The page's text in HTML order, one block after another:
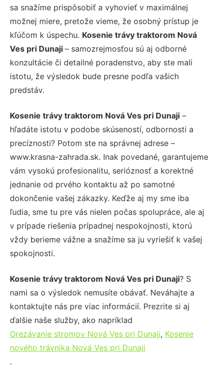
sa snažíme prispôsobiť a vyhovieť v maximálnej
možnej miere, pretože vieme, že osobný prístup je
kľúčom k úspechu. Kosenie trávy traktorom Nová
Ves pri Dunaji – samozrejmosťou sú aj odborné
konzultácie či detailné poradenstvo, aby ste mali
istotu, že výsledok bude presne podľa vašich
predstáv.
Kosenie trávy traktorom Nová Ves pri Dunaji –
hľadáte istotu v podobe skúseností, odbornosti a
precíznosti? Potom ste na správnej adrese –
www.krasna-zahrada.sk. Inak povedané, garantujeme
vám vysokú profesionalitu, serióznosť a korektné
jednanie od prvého kontaktu až po samotné
dokončenie vašej zákazky. Keďže aj my sme iba
ľudia, sme tu pre vás nielen počas spolupráce, ale aj
v prípade riešenia prípadnej nespokojnosti, ktorú
vždy berieme vážne a snažíme sa ju vyriešiť k vašej
spokojnosti.
Kosenie trávy traktorom Nová Ves pri Dunaji? S
nami sa o výsledok nemusíte obávať. Neváhajte a
kontaktujte nás pre viac informácií. Prezrite si aj
ďalšie naše služby, ako napríklad
Orezávanie stromov Nová Ves pri Dunaji, Kosenie
nového trávnika Nová Ves pri Dunaji
.